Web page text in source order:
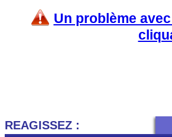
Un problème
REAGISSEZ :